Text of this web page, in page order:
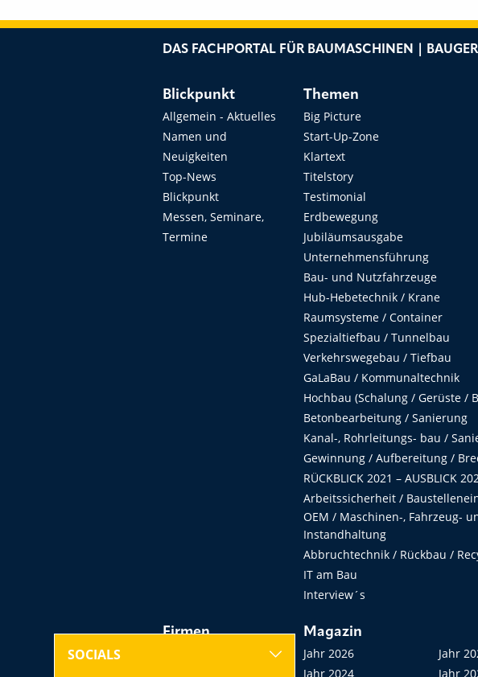
DAS FACHPORTAL FÜR BAUMASCHINEN |
Blickpunkt
Allgemein - Aktuelles
Namen und
Neuigkeiten
Top-News
Blickpunkt
Messen, Seminare,
Termine
Themen
Big Picture
Start-Up-Zone
Klartext
Titelstory
Testimonial
Erdbewegung
Jubiläumsausgabe
Unternehmensführung
Bau- und Nutzfahrzeuge
Hub-Hebetechnik / Krane
Raumsysteme / Container
Spezialtiefbau / Tunnelbau
Verkehrswegebau / Tiefbau
GaLaBau / Kommunaltechnik
Hochbau (Schalung / Gerüste /
Betonbearbeitung / Sanierung
Kanal-, Rohrleitungs- bau /
Gewinnung / Aufbereitung /
RÜCKBLICK 2021 – AUSBLICK
Arbeitssicherheit /
OEM / Maschinen-, Fahrzeug-
Instandhaltung
Abbruchtechnik / Rückbau /
IT am Bau
Interview´s
Firmen Magazin
Jahr 2026
Jahr
Jahr 2024
Jahr
SOCIALS